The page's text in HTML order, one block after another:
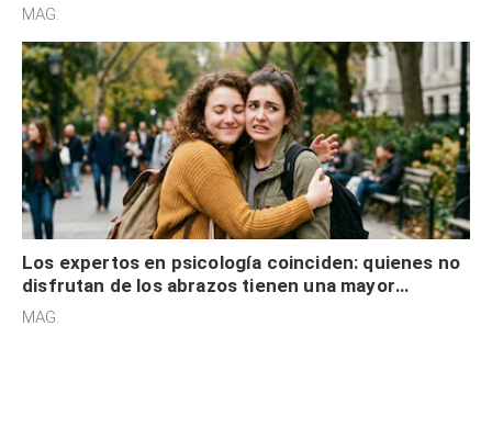
cognitiva, gratitud y no solo tienen autocontrol
MAG.
Los expertos en psicología coinciden: quienes no
disfrutan de los abrazos tienen una mayor
sensibilidad a los estímulos físicos y no es por
MAG.